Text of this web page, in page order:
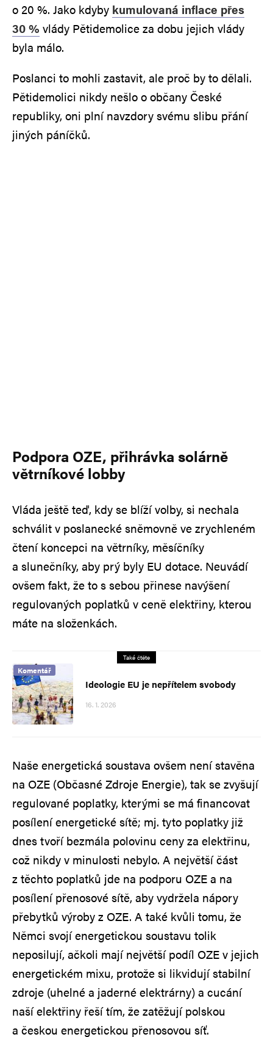
o 20 %. Jako kdyby kumulovaná inflace přes
30 % vlády Pětidemolice za dobu jejich vlády
byla málo.
Poslanci to mohli zastavit, ale proč by to dělali.
Pětidemolici nikdy nešlo o občany České
republiky, oni plní navzdory svému slibu přání
jiných páníčků.
Podpora OZE, přihrávka solárně
větrníkové lobby
Vláda ještě teď, kdy se blíží volby, si nechala
schválit v poslanecké sněmovně ve zrychleném
čtení koncepci na větrníky, měsíčníky
a slunečníky, aby prý byly EU dotace. Neuvádí
ovšem fakt, že to s sebou přinese navýšení
regulovaných poplatků v ceně elektřiny, kterou
máte na složenkách.
Také čtěte
Komentář
Ideologie EU je nepřítelem svobody
16. 1. 2026
Naše energetická soustava ovšem není stavěna
na OZE (Občasné Zdroje Energie), tak se zvyšují
regulované poplatky, kterými se má financovat
posílení energetické sítě; mj. tyto poplatky již
dnes tvoří bezmála polovinu ceny za elektřinu,
což nikdy v minulosti nebylo. A největší část
z těchto poplatků jde na podporu OZE a na
posílení přenosové sítě, aby vydržela nápory
přebytků výroby z OZE. A také kvůli tomu, že
Němci svojí energetickou soustavu tolik
neposilují, ačkoli mají největší podíl OZE v jejich
energetickém mixu, protože si likvidují stabilní
zdroje (uhelné a jaderné elektrárny) a cucání
naší elektřiny řeší tím, že zatěžují polskou
a českou energetickou přenosovou síť.